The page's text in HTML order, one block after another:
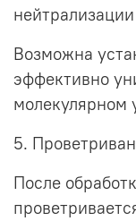
Возможна
эффективно
молекулярном
5.
После